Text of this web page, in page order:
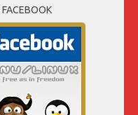
FACEBOOK